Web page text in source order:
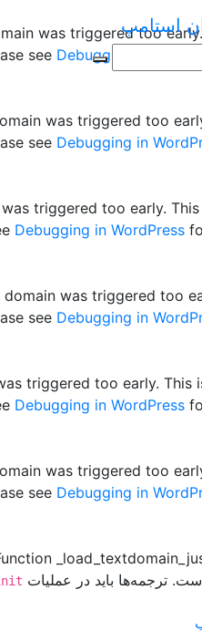
was triggered too
see Debugging in
was triggered too
see Debugging in
triggered too early.
Debugging in WordPress
domain was triggered too
see Debugging in
triggered too early. This
Debugging in WordPress
was triggered too
see Debugging in
ترجمه‌ها باید در عملیات